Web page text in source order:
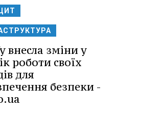
внесла зміни у
роботи своїх
для
безпеки -